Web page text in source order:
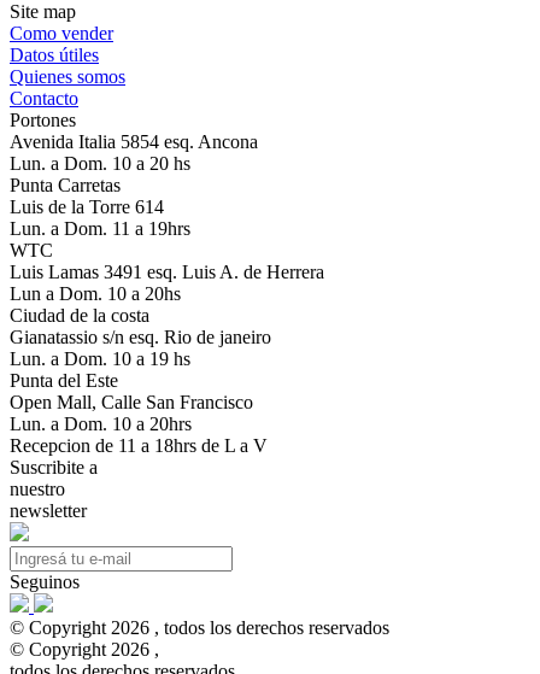
Site map
Como vender
Datos útiles
Quienes somos
Contacto
Portones
Avenida Italia 5854 esq. Ancona
Lun. a Dom. 10 a 20 hs
Punta Carretas
Luis de la Torre 614
Lun. a Dom. 11 a 19hrs
WTC
Luis Lamas 3491 esq. Luis A. de Herrera
Lun a Dom. 10 a 20hs
Ciudad de la costa
Gianatassio s/n esq. Rio de janeiro
Lun. a Dom. 10 a 19 hs
Punta del Este
Open Mall, Calle San Francisco
Lun. a Dom. 10 a 20hrs
Recepcion de 11 a 18hrs de L a V
Suscribite a
nuestro
newsletter
Seguinos
© Copyright 2026 , todos los derechos reservados
© Copyright 2026 ,